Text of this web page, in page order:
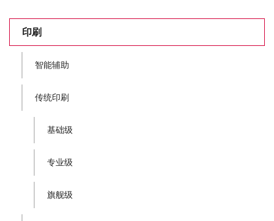
印刷
智能辅助
传统印刷
基础级
专业级
旗舰级